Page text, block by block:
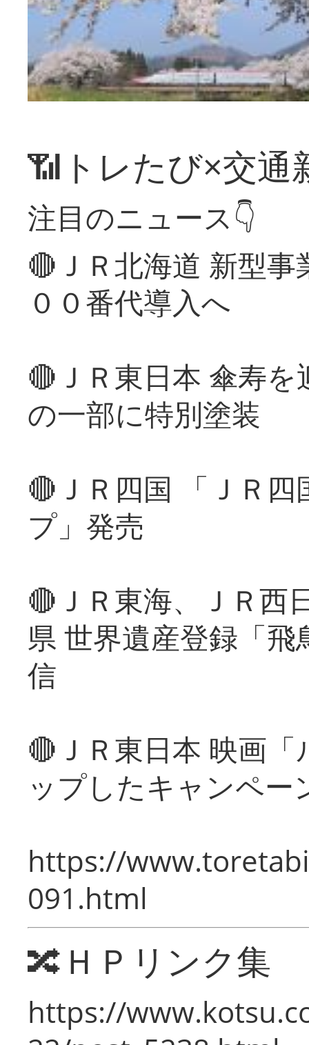
📶トレたび×交通
注目のニュース👇
🔴ＪＲ北海道 新型
００番代導入へ
🔴ＪＲ東日本 傘寿
の一部に特別塗装
🔴ＪＲ四国 「ＪＲ
プ」発売
🔴ＪＲ東海、ＪＲ西
県 世界遺産登録「
信
🔴ＪＲ東日本 映画
ップしたキャンペー
https://
091.html
🔀ＨＰリンク集
https://